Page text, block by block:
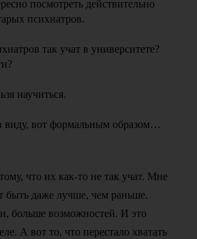
посмотреть действительно
психиатров.
так учат в университете?
научиться.
вот формальным образом…
что их как-то не так учат. Мне
быть даже лучше, чем раньше.
больше возможностей. И это
А вот то, что перестало хватать